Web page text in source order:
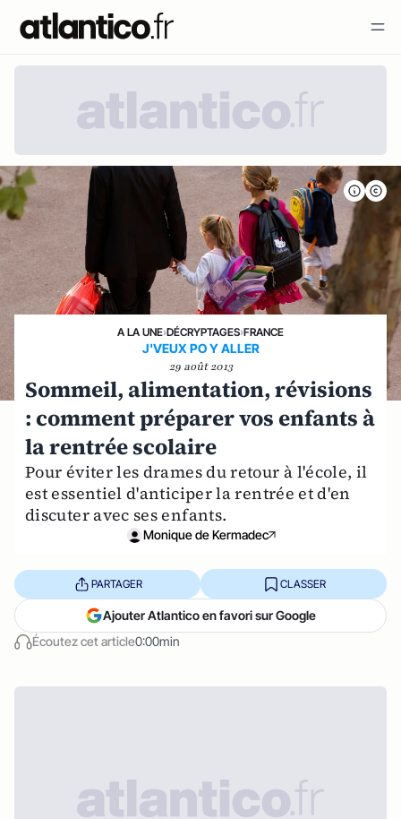
A LA UNE›DÉCRYPTAGES›FRANCE
J'VEUX PO Y ALLER
29 août 2013
Sommeil, alimentation, révisions
: comment préparer vos enfants à
la rentrée scolaire
Pour éviter les drames du retour à l'école, il
est essentiel d'anticiper la rentrée et d'en
discuter avec ses enfants.
Monique de Kermadec
Écoutez cet article0:00min
PARTAGER CLASSER
Ajouter Atlantico en favori sur Google